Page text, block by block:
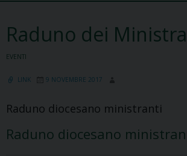
Raduno dei
EVENTI
LINK 9 NOVEMBRE 2017
Raduno diocesano ministranti
Raduno diocesano